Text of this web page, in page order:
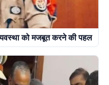
को मजबूत करने की पहल